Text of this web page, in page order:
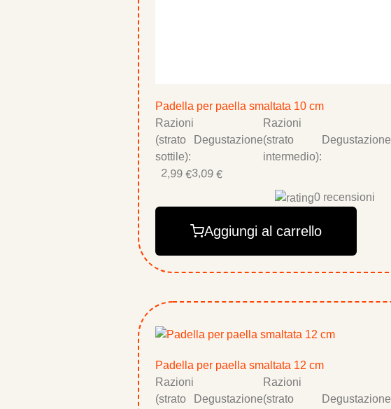
Padella per paella smaltata 10 cm
Razioni
(strato
sottile):
Degustazione
Razioni
(strato
intermedio):
Degustazione
2,99 €3,09 €
0 recensioni
Aggiungi al carrello
Padella per paella smaltata 12 cm
Razioni
(strato
Degustazione
Razioni
(strato
Degustazione